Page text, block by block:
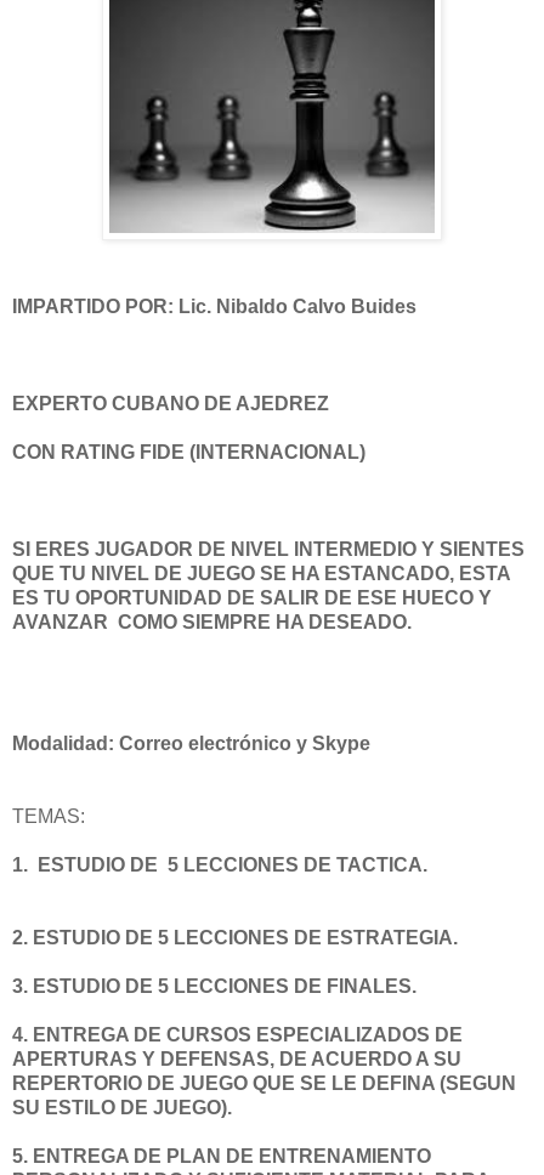
IMPARTIDO POR: Lic. Nibaldo Calvo Buides
EXPERTO CUBANO DE AJEDREZ
CON RATING FIDE (INTERNACIONAL)
SI ERES JUGADOR DE NIVEL INTERMEDIO Y SIENTES
QUE TU NIVEL DE JUEGO SE HA ESTANCADO, ESTA
ES TU OPORTUNIDAD DE SALIR DE ESE HUECO Y
AVANZAR COMO SIEMPRE HA DESEADO.
Modalidad: Correo electrónico y Skype
TEMAS:
1. ESTUDIO DE 5 LECCIONES DE TACTICA.
2. ESTUDIO DE 5 LECCIONES DE ESTRATEGIA.
3. ESTUDIO DE 5 LECCIONES DE FINALES.
4. ENTREGA DE CURSOS ESPECIALIZADOS DE
APERTURAS Y DEFENSAS, DE ACUERDO A SU
REPERTORIO DE JUEGO QUE SE LE DEFINA (SEGUN
SU ESTILO DE JUEGO).
5. ENTREGA DE PLAN DE ENTRENAMIENTO